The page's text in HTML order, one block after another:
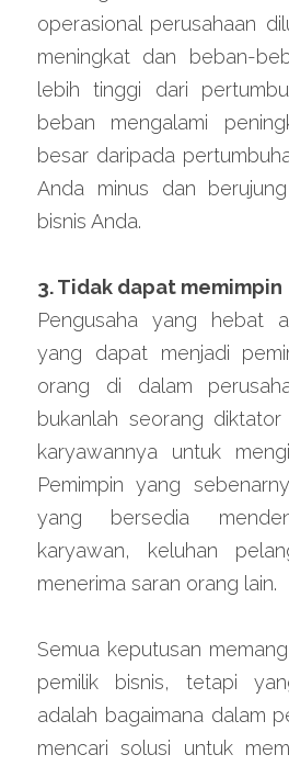
operasional perusahaan
meningkat dan beban-
lebih tinggi dari
beban mengalami
besar daripada
Anda minus dan
bisnis Anda.
3. Tidak dapat memimpin
Pengusaha yang hebat
yang dapat menjadi
orang di dalam
bukanlah seorang
karyawannya untuk
Pemimpin yang
yang bersedia
karyawan, keluhan
menerima saran orang lain.
Semua keputusan
pemilik bisnis, tetapi
adalah bagaimana dalam
mencari solusi untuk